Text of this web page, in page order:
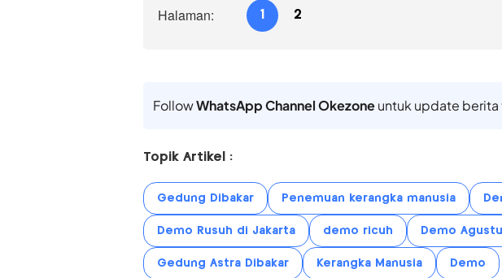
Halaman: 1 2
FollowWhatsApp Channel Okezoneuntuk update berita
Topik Artikel :
Gedung Dibakar Penemuan kerangka manusia
Demo Rusuh di Jakarta demo ricuh Demo
Gedung Astra Dibakar Kerangka Manusia Demo